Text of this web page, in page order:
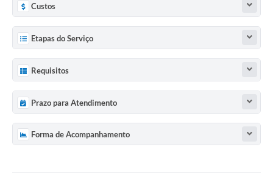
Custos
Etapas do Serviço
Requisitos
Prazo para Atendimento
Forma de Acompanhamento